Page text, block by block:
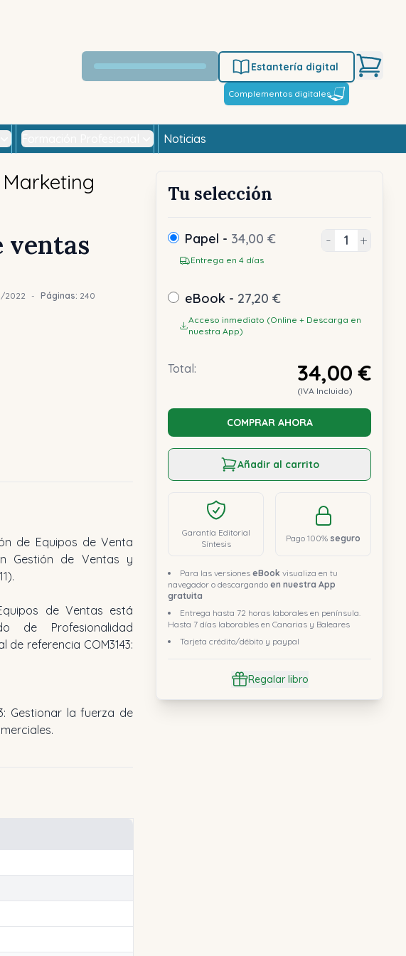
Estantería digital
Complementos digitales
Noticias
ventas
2022 - Páginas: 240
Tu selección
Papel - 34,00 €
Entrega en 4 días
- +
eBook - 27,20 €
Acceso inmediato (Online + Descarga en
nuestra App)
Total: 34,00 €
(IVA Incluido)
COMPRAR AHORA
Añadir al carrito
Garantía Editorial
Síntesis
Pago 100% seguro
Para las versiones eBook visualiza en tu
navegador o descargando en nuestra App
gratuita
Entrega hasta 72 horas laborales en península.
Hasta 7 días laborables en Canarias y Baleares
Tarjeta crédito/débito y paypal
Regalar libro
de Equipos de Venta
Gestión de Ventas y
de Ventas está
de Profesionalidad
de referencia COM3143:
Gestionar la fuerza de